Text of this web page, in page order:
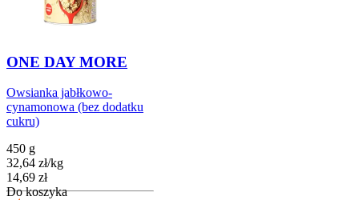
ONE DAY MORE
Owsianka jabłkowo-
cynamonowa (bez dodatku
cukru)
450 g
32,64 zł/kg
Cena
14,69 zł
Do koszyka